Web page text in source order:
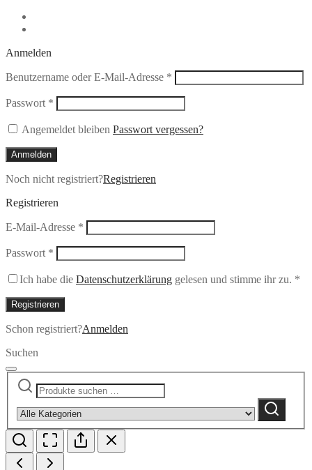
Anmelden
Benutzername oder E-Mail-Adresse * Erforderlich
Passwort * Erforderlich
Angemeldet bleiben Passwort vergessen?
Anmelden
Noch nicht registriert?Registrieren
Registrieren
E-Mail-Adresse * Erforderlich
Passwort * Erforderlich
Ich habe die Datenschutzerklärung gelesen und stimme ihr zu. *
Registrieren
Schon registriert?Anmelden
Suchen
Suchen
nach:
category:
Suchen